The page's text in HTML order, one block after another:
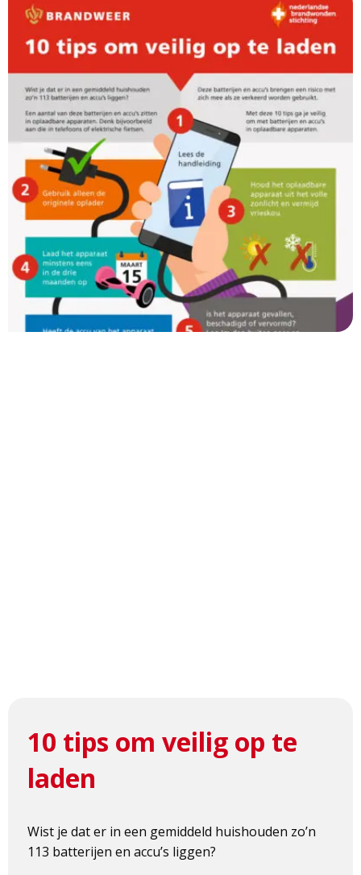
10 tips om veilig op te
laden
Wist je dat er in een gemiddeld huishouden zo’n
113 batterijen en accu’s liggen?